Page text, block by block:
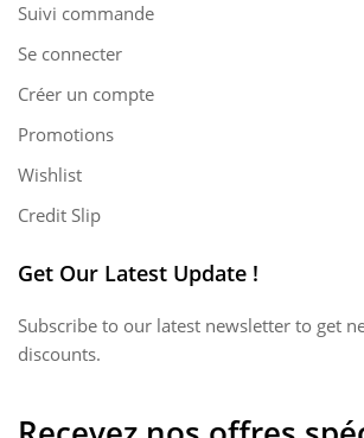
Suivi commande
Se connecter
Créer un compte
Promotions
Wishlist
Credit Slip
Get Our Latest Update !
Subscribe to our latest newsletter to get
discounts.